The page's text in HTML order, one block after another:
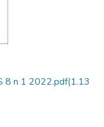
8 n 1 2022.pdf(1.13